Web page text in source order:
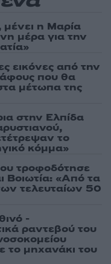
η Μαρία
μέρα για την
εικόνες από την
που θα
μέτωπα της
στην Ελπίδα
το
κόμμα»
τροφοδότησε
Βοιωτία: «Από τα
τελευταίων 50
-
ραντεβού του
το μηχανάκι του